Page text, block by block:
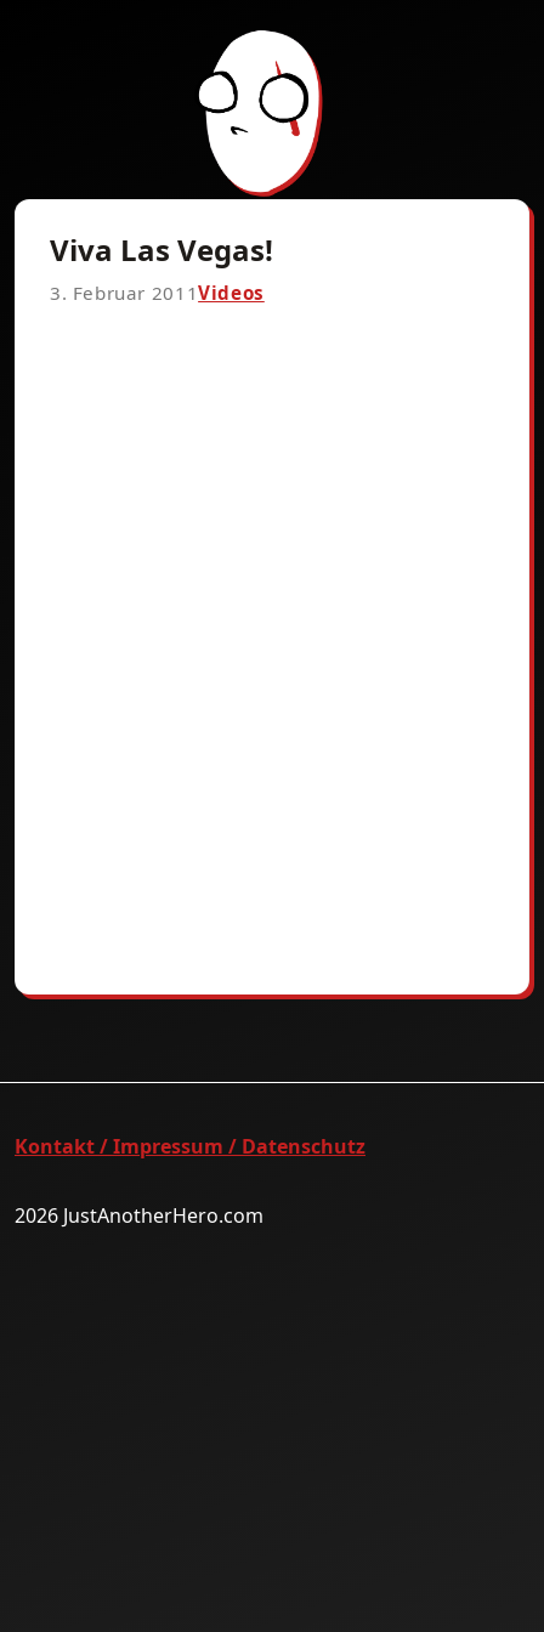
Viva Las Vegas!
3. Februar 2011Videos
Kontakt / Impressum / Datenschutz
2026 JustAnotherHero.com